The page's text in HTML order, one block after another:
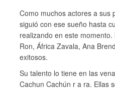
Como muchos actores a sus
siguió con ese sueño hasta
realizando en este
Ron, África Zavala, Ana
exitosos.
Su talento lo tiene en las
Cachun Cachún r a ra. Ellas